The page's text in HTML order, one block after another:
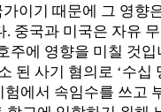
이기 때문에 그 영향
. 중국과 미국은 자유
주에 영향을 미칠 것
된 사기 혐의로 ‘수십
험에서 속임수를 쓰고